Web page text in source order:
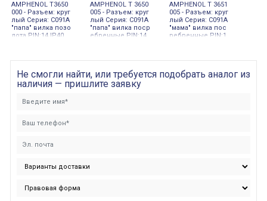
AMPHENOL T3650
000 - Разъем: круг
лый Серия: C091A
"папа" вилка позо
лота PIN:14 IP40
AMPHENOL T 3650
005 - Разъем: круг
лый Серия: C091A
"папа" вилка поср
ебренные PIN:14
AMPHENOL T 3651
005 - Разъем: круг
лый Серия: C091A
"мама" вилка пос
ребренные PIN:1
Не смогли найти, или требуется подобрать аналог из
наличия — пришлите заявку